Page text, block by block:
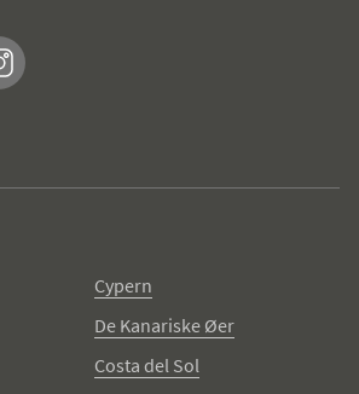
Cypern
De Kanariske Øer
Costa del Sol